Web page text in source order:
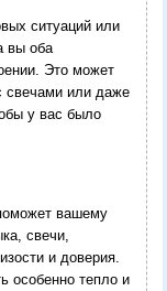
ситуаций или
вы оба
Это может
свечами или даже
у вас было
вашему
свечи,
и доверия.
особенно тепло и